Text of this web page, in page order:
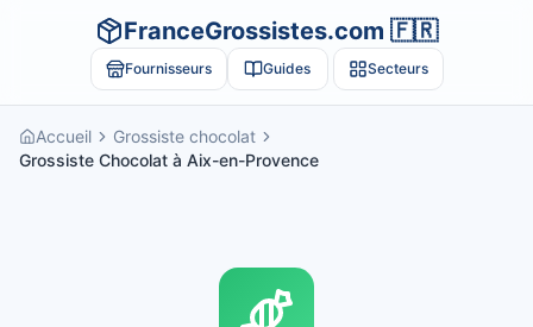
FranceGrossistes.com 🇫🇷
Fournisseurs Guides Secteurs
Accueil
Grossiste chocolat
Grossiste Chocolat à Aix-en-Provence